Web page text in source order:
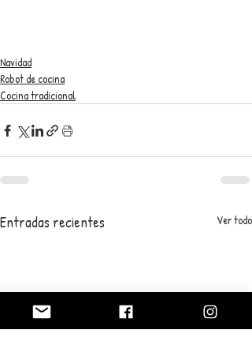
Navidad
Robot de cocina
Cocina tradicional
Entradas recientes Ver todo